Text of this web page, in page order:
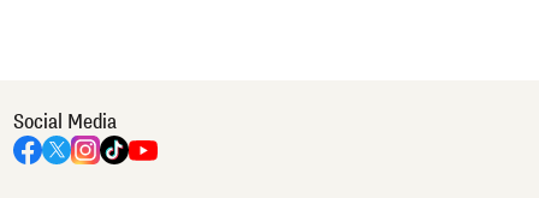
Social Media